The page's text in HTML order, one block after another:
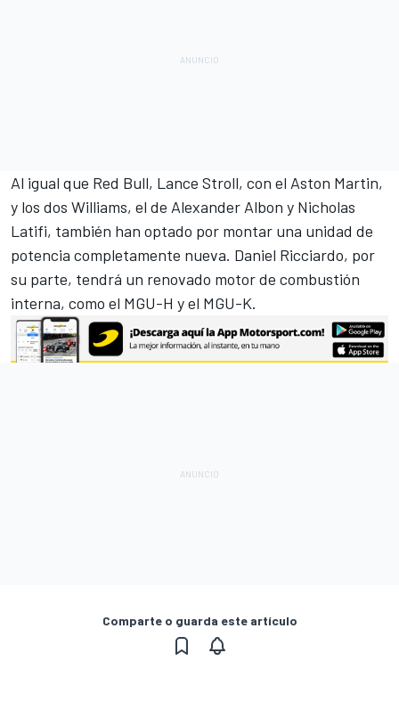
Al igual que Red Bull, Lance Stroll, con el Aston Martin,
y los dos Williams, el de Alexander Albon y Nicholas
Latifi, también han optado por montar una unidad de
potencia completamente nueva. Daniel Ricciardo, por
su parte, tendrá un renovado motor de combustión
interna, como el MGU-H y el MGU-K.
Comparte o guarda este artículo